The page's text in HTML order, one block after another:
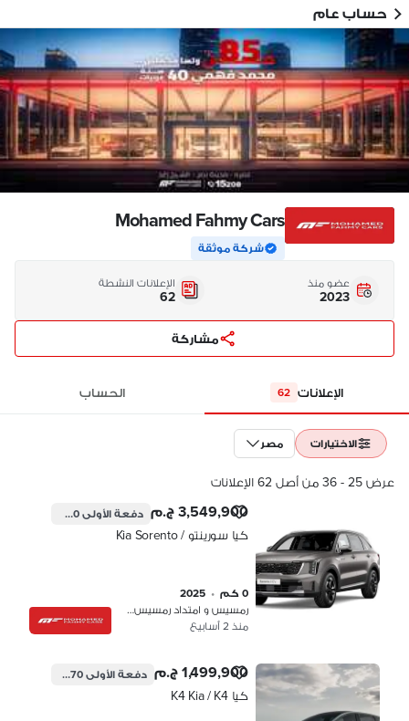
حساب عام
Mohamed Fahmy Cars
شركة موثقة
عضو منذ
2023
الإعلانات النشطة
62
مشاركة
الإعلانات 62 الحساب
الاختيارات مصر
عرض 25 - 36 من أصل 62 الإعلانات
3,549,900 ج.م دفعة الأولى1,064,970 ج.م
كيا سورينتو / Kia Sorento
0 كم •
2025
رمسيس و امتداد رمسيس، القاهرة
منذ 2 أسابيع
1,499,900 ج.م دفعة الأولى449,970 ج.م
كيا K4 Kia / K4